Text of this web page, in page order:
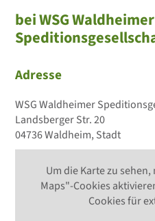
bei WSG Waldheimer
Adresse
WSG Waldheimer
Landsberger Str. 20
04736 Waldheim, Stadt
Um die Karte zu
Maps"-Cookies
Cookies für